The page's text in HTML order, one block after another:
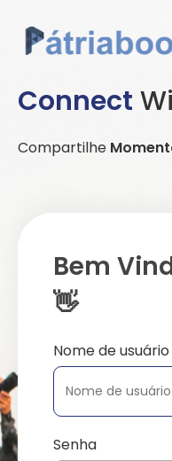
Connect
Compartilhe
Bem
👋
Nome de usuário
Senha